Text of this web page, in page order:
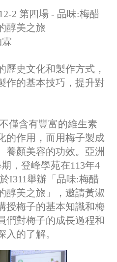
2 第四場 - 品味:梅醋
醇美之旅
歷史文化和製作方式，
作的基本技巧，提升對
僅含有豐富的維生素
的作用，而用梅子製成
養顏美容的功效。亞洲
，登峰學苑在113年4
I311舉辦「品味:梅醋
醇美之旅 」，邀請黃淑
授梅子的基本知識和梅
們對梅子的成長過程和
入的了解。